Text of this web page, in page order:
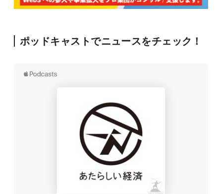
ポッドキャストでニュースをチェック！